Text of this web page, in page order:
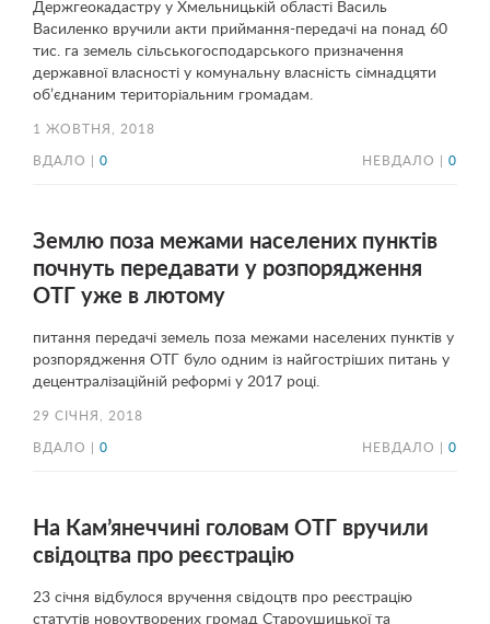
Держгеокадастру у Хмельницькій області Василь
Василенко вручили акти приймання-передачі на понад 60
тис. га земель сільськогосподарського призначення
державної власності у комунальну власність сімнадцяти
об’єднаним територіальним громадам.
1 ЖОВТНЯ, 2018
ВДАЛО | 0 НЕВДАЛО | 0
Землю поза межами населених пунктів
почнуть передавати у розпорядження
ОТГ уже в лютому
питання передачі земель поза межами населених пунктів у
розпорядження ОТГ було одним із найгостріших питань у
децентралізаційній реформі у 2017 році.
29 СІЧНЯ, 2018
ВДАЛО | 0 НЕВДАЛО | 0
На Кам’янеччині головам ОТГ вручили
свідоцтва про реєстрацію
23 січня відбулося вручення свідоцтв про реєстрацію
статутів новоутворених громад Староушицької та